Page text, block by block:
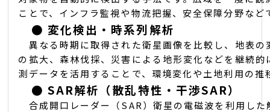
ことで、インフラ監視や物流把握、安全保障分野など
● 変化検出・時系列解析
異なる時期に取得された衛星画像を比較し、地表の
の拡大、森林伐採、災害による地形変化などを継続
測データを活用することで、環境変化や土地利用の
● SAR解析（散乱特性・干渉SAR）
合成開口レーダー（SAR）衛星の電磁波を利用し